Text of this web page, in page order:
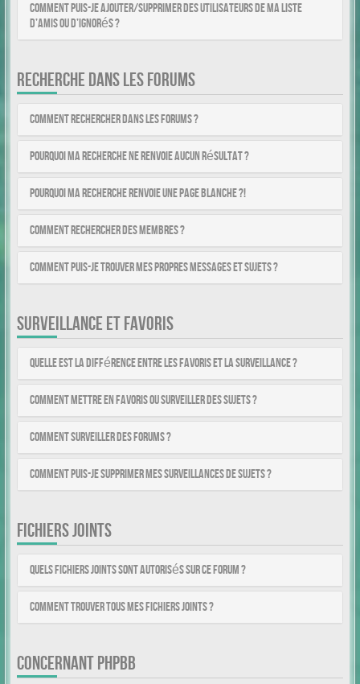
Comment puis-je ajouter/supprimer des utilisateurs de ma liste
d’amis ou d’ignorés ?
RECHERCHE DANS LES FORUMS
Comment rechercher dans les forums ?
Pourquoi ma recherche ne renvoie aucun résultat ?
Pourquoi ma recherche renvoie une page blanche ?!
Comment rechercher des membres ?
Comment puis-je trouver mes propres messages et sujets ?
SURVEILLANCE ET FAVORIS
Quelle est la différence entre les favoris et la surveillance ?
Comment mettre en favoris ou surveiller des sujets ?
Comment surveiller des forums ?
Comment puis-je supprimer mes surveillances de sujets ?
FICHIERS JOINTS
Quels fichiers joints sont autorisés sur ce forum ?
Comment trouver tous mes fichiers joints ?
CONCERNANT PHPBB